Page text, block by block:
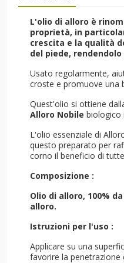
L'olio di alloro è
proprietà, in
crescita e la qualità
del piede,
Usato regolarmente,
croste e promuove una
Quest'olio si ottiene
Alloro Nobile biologico
L'olio essenziale di
questo preparato per
corno il beneficio di
Composizione :
Olio di alloro, 100%
alloro.
Istruzioni per l'uso :
Applicare su una
favorire la penetrazione